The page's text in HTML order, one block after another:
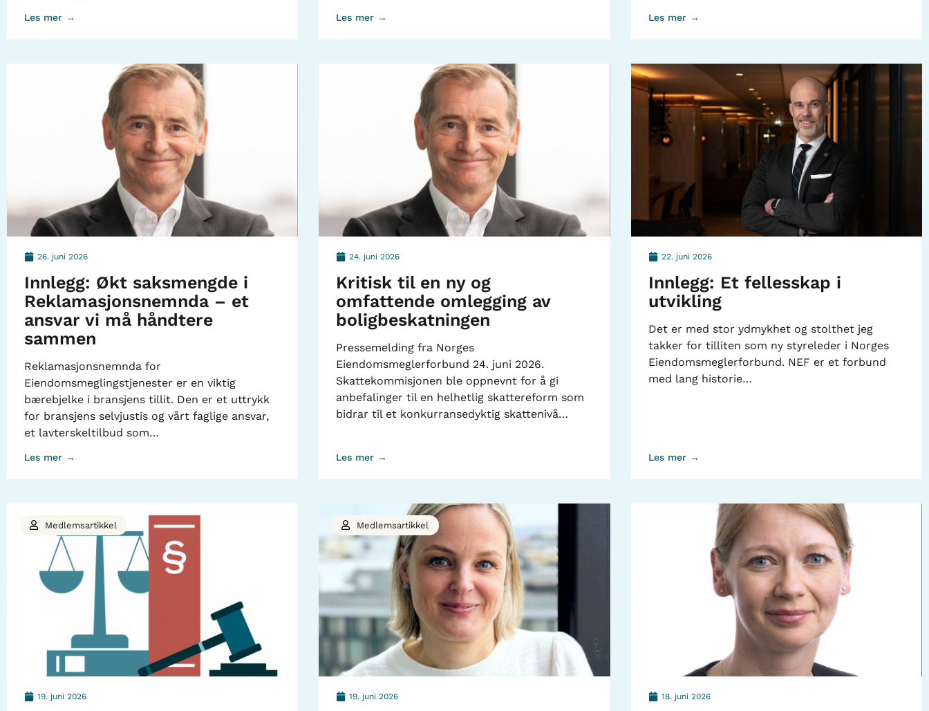
Les mer → Les mer → Les mer →
26. juni 2026
Innlegg: Økt saksmengde i
Reklamasjonsnemnda – et
ansvar vi må håndtere
sammen
Reklamasjonsnemnda for
Eiendomsmeglingstjenester er en viktig
bærebjelke i bransjens tillit. Den er et uttrykk
for bransjens selvjustis og vårt faglige ansvar,
et lavterskeltilbud som…
Les mer →
24. juni 2026
Kritisk til en ny og
omfattende omlegging av
boligbeskatningen
Pressemelding fra Norges
Eiendomsmeglerforbund 24. juni 2026.
Skattekommisjonen ble oppnevnt for å gi
anbefalinger til en helhetlig skattereform som
bidrar til et konkurransedyktig skattenivå…
Les mer →
22. juni 2026
Innlegg: Et fellesskap i
utvikling
Det er med stor ydmykhet og stolthet jeg
takker for tilliten som ny styreleder i Norges
Eiendomsmeglerforbund. NEF er et forbund
med lang historie…
Les mer →
19. juni 2026
Medlemsartikkel
19. juni 2026
Medlemsartikkel
18. juni 2026